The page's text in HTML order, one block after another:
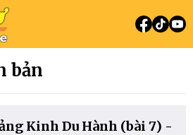
bản
Kinh Du Hành (bài 7) -